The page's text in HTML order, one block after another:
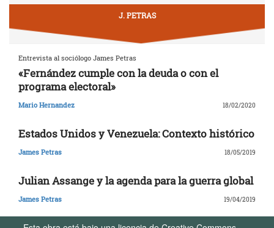
J. PETRAS
Entrevista al sociólogo James Petras
«Fernández cumple con la deuda o con el
programa electoral»
Mario Hernandez 18/02/2020
Estados Unidos y Venezuela: Contexto histórico
James Petras 18/05/2019
Julian Assange y la agenda para la guerra global
James Petras 19/04/2019